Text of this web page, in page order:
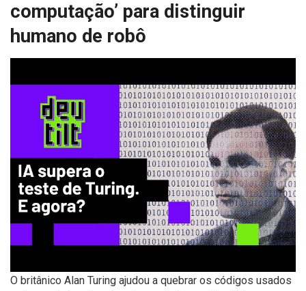
computação’ para distinguir
humano de robô
O britânico Alan Turing ajudou a quebrar os códigos usados